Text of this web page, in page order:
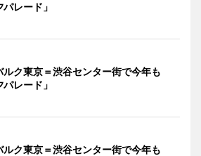
パレード」
ルク東京＝渋谷センター街で今年も
パレード」
ルク東京＝渋谷センター街で今年も